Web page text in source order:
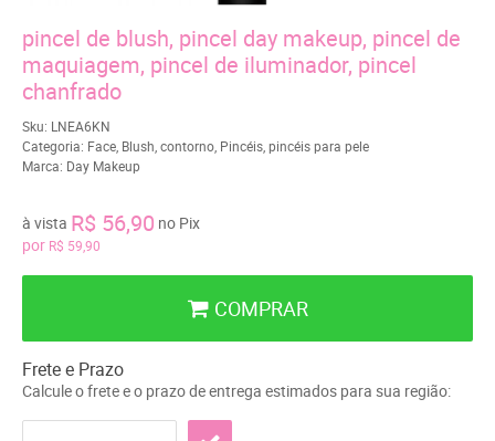
pincel de blush, pincel day makeup, pincel de
maquiagem, pincel de iluminador, pincel
chanfrado
Sku: LNEA6KN
Categoria: Face Blush contorno Pincéis pincéis para pele
Marca: Day Makeup
por R$ 59,90
à vista R$ 56,90 no Pix
COMPRAR
Frete e Prazo
Calcule o frete e o prazo de entrega estimados para sua região: